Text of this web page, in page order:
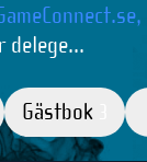
delege...
Gästbok